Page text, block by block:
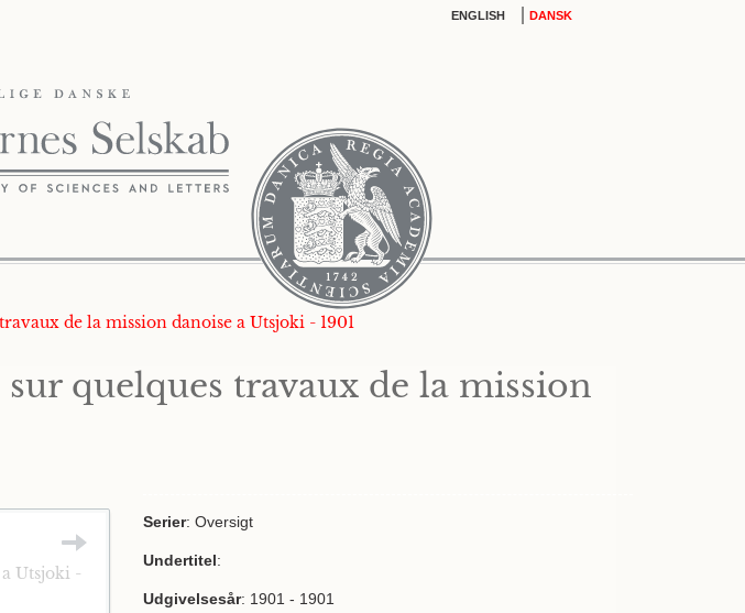
ENGLISH DANSK
de la mission danoise a Utsjoki - 1901
quelques travaux de la mission
Utsjoki -
Serier: Oversigt
Undertitel:
Udgivelsesår: 1901 - 1901